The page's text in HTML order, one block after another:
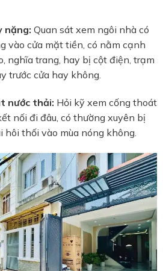
nặng: Quan sát xem ngôi nhà có
vào cửa mặt tiền, có nằm cạnh
nghĩa trang, hay bị cột điện, trạm
trước cửa hay không.
nước thải: Hỏi kỹ xem cống thoát
nối đi đâu, có thường xuyên bị
hôi thối vào mùa nóng không.